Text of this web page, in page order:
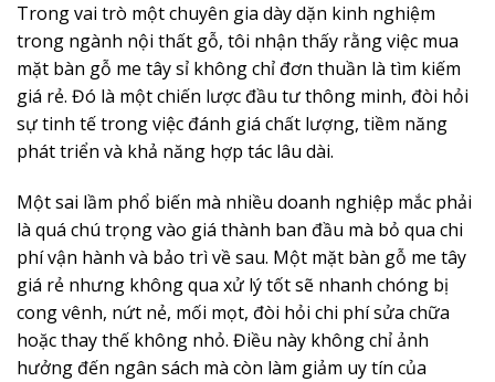
Trong vai trò một chuyên gia dày dặn kinh nghiệm
trong ngành nội thất gỗ, tôi nhận thấy rằng việc mua
mặt bàn gỗ me tây sỉ không chỉ đơn thuần là tìm kiếm
giá rẻ. Đó là một chiến lược đầu tư thông minh, đòi hỏi
sự tinh tế trong việc đánh giá chất lượng, tiềm năng
phát triển và khả năng hợp tác lâu dài.
Một sai lầm phổ biến mà nhiều doanh nghiệp mắc phải
là quá chú trọng vào giá thành ban đầu mà bỏ qua chi
phí vận hành và bảo trì về sau. Một mặt bàn gỗ me tây
giá rẻ nhưng không qua xử lý tốt sẽ nhanh chóng bị
cong vênh, nứt nẻ, mối mọt, đòi hỏi chi phí sửa chữa
hoặc thay thế không nhỏ. Điều này không chỉ ảnh
hưởng đến ngân sách mà còn làm giảm uy tín của